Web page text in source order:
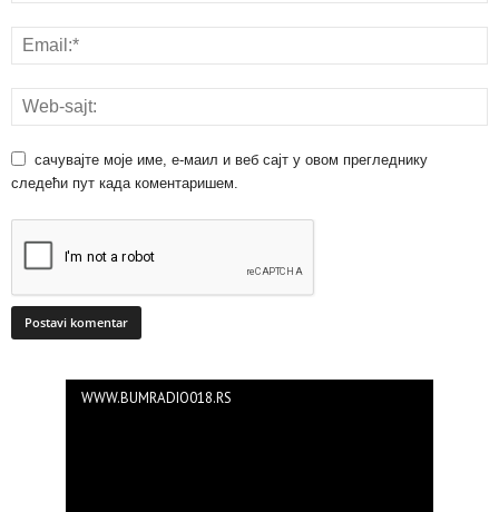
сачувајте моје име, е-маил и веб сајт у овом прегледнику
следећи пут када коментаришем.
WWW.BUMRADIO018.RS